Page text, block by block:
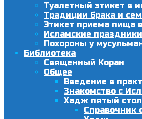
Туалетный этикет в
Традиции брака и
Этикет приема пища
Исламские праздники
Похороны у
Библиотека
Священный Коран
Общее
Введение в
Знакомство с
Хадж пятый
Справочник